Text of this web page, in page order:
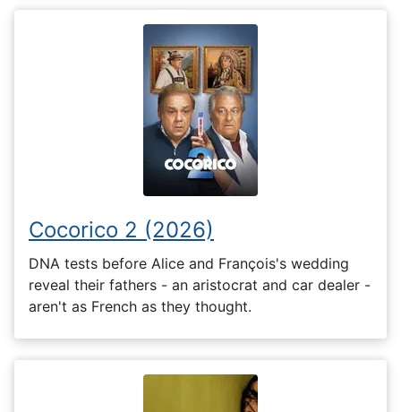
Cocorico 2 (2026)
DNA tests before Alice and François's wedding
reveal their fathers - an aristocrat and car dealer -
aren't as French as they thought.